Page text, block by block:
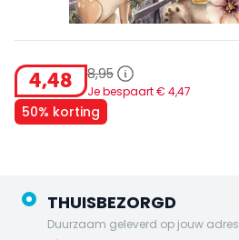
4,48 8,95
Je bespaart € 4,47
50% korting
THUISBEZORGD
Duurzaam geleverd op jouw adres